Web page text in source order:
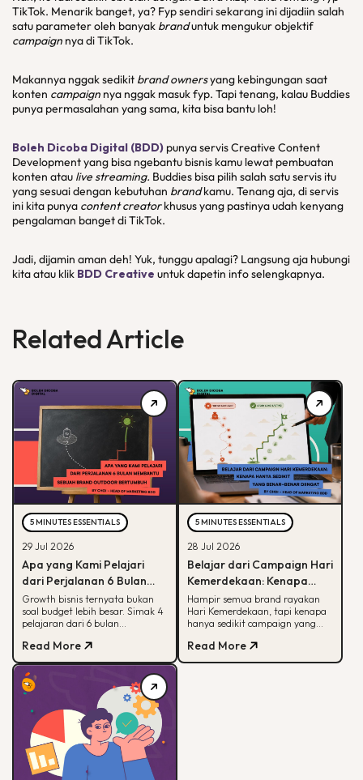
TikTok. Menarik banget, ya? Fyp sendiri sekarang ini dijadiin salah
satu parameter oleh banyak branduntuk mengukur objektif
campaign nya di TikTok.
Makannya nggak sedikit brand ownersyang kebingungan saat
konten campaign nya nggak masuk fyp. Tapi tenang, kalau Buddies
punya permasalahan yang sama, kita bisa bantu loh!
Boleh Dicoba Digital (BDD) punya servis Creative Content
Development yang bisa ngebantu bisnis kamu lewat pembuatan
konten atau live streaming. Buddies bisa pilih salah satu servis itu
yang sesuai dengan kebutuhan brandkamu. Tenang aja, di servis
ini kita punya content creatorkhusus yang pastinya udah kenyang
pengalaman banget di TikTok.
Jadi, dijamin aman deh! Yuk, tunggu apalagi? Langsung aja hubungi
kita atau klik BDD Creative untuk dapetin info selengkapnya.
Related Article
5 MINUTES ESSENTIALS
29 Jul 2026
Apa yang Kami Pelajari
dari Perjalanan 6 Bulan
Membantu Sebuah Brand
Outdoor Bertumbuh
Growth bisnis ternyata bukan
soal budget lebih besar. Simak 4
pelajaran dari 6 bulan
memahami peran tiap channel
marketing
Read More
5 MINUTES ESSENTIALS
28 Jul 2026
Belajar dari Campaign Hari
Kemerdekaan: Kenapa
Hanya Sedikit yang Benar-
Benar Diingat?
Hampir semua brand rayakan
Hari Kemerdekaan, tapi kenapa
hanya sedikit campaign yang
untuk bikin campaign yang
bermakna.
Read More